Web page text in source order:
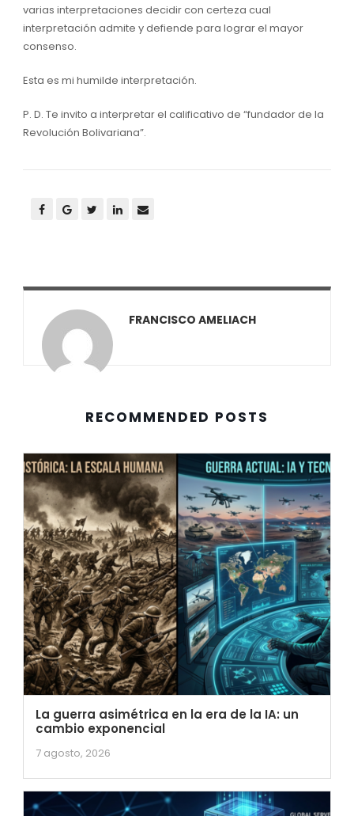
varias interpretaciones decidir con certeza cual
interpretación admite y defiende para lograr el mayor
consenso.
Esta es mi humilde interpretación.
P. D. Te invito a interpretar el calificativo de “fundador de la
Revolución Bolivariana”.
FRANCISCO AMELIACH
RECOMMENDED POSTS
La guerra asimétrica en la era de la IA: un
cambio exponencial
7 agosto, 2026